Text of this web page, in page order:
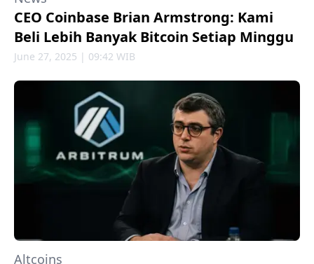
CEO Coinbase Brian Armstrong: Kami
Beli Lebih Banyak Bitcoin Setiap Minggu
June 27, 2025 | 09:42 WIB
Altcoins